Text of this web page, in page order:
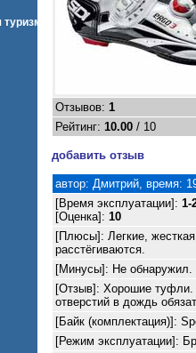
Отзывов: 1
Рейтинг: 10.00/ 10
добавить отзыв
автор: Дмитрий, время:
[Время эксплуатации]: 1-
[Оценка]: 10
[Плюсы]: Легкие,
расстёгиваются.
[Минусы]: Не обнаружил.
[Отзыв]: Хорошие туфли.
отверстий в дождь
[Байк (комплектация)]:
[Режим эксплуатации]: